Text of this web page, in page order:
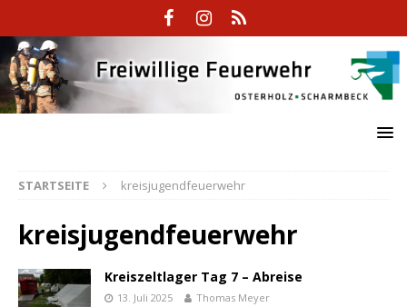
STARTSEITE kreisjugendfeuerwehr
kreisjugendfeuerwehr
Kreiszeltlager Tag 7 – Abreise
13. Juli 2025 Thomas Meyer